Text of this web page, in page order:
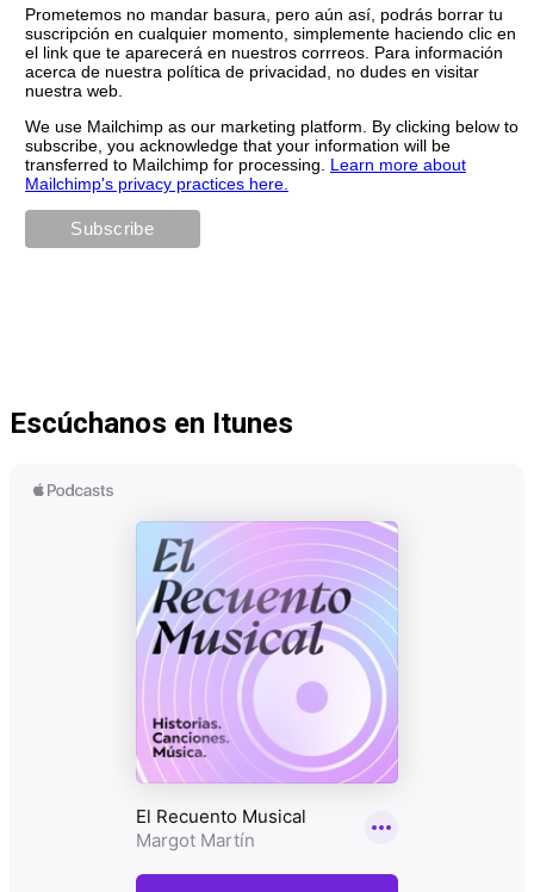
Prometemos no mandar basura, pero aún así, podrás borrar tu
suscripción en cualquier momento, simplemente haciendo clic en
el link que te aparecerá en nuestros corrreos. Para información
acerca de nuestra política de privacidad, no dudes en visitar
nuestra web.
We use Mailchimp as our marketing platform. By clicking below to
subscribe, you acknowledge that your information will be
transferred to Mailchimp for processing. Learn more about
Mailchimp's privacy practices here.
Escúchanos en Itunes